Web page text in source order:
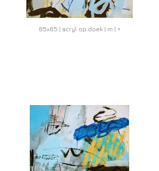
85x65 | acryl op doek | m | +